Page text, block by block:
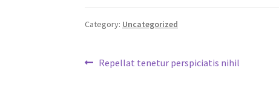
Category: Uncategorized
Post
Previous
Repellat tenetur perspiciatis nihil